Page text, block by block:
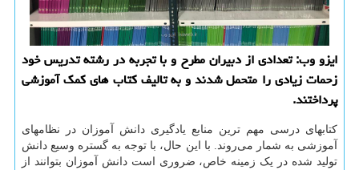
ایزو وب: تعدادی از دبیران مطرح و با تجربه در رشته تدریس خود
زحمات زیادی را متحمل شدند و به تالیف كتاب های كمك آموزشی
پرداختند.
کتابهای درسی مهم ترین منابع یادگیری دانش ‏آموزان در نظامهای
آموزشی به شمار می‌روند. با این حال، با توجه به گستره وسیع دانش
تولید شده در یک زمینه خاص، ضروری است دانش‏ آموزان بتوانند از